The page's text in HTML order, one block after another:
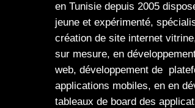
en Tunisie depuis 2005
jeune et expérimenté,
création de site internet vitrine
sur mesure, en
web, développement de
applications mobiles, en en
tableaux de board des